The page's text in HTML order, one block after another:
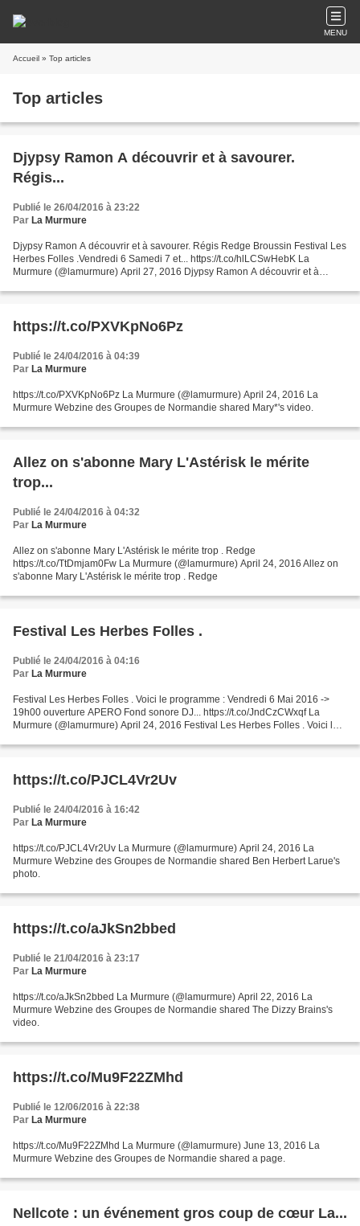
MENU
Accueil » Top articles
Top articles
Djypsy Ramon A découvrir et à savourer.
Régis...
Publié le 26/04/2016 à 23:22
Par La Murmure
Djypsy Ramon A découvrir et à savourer. Régis Redge Broussin Festival Les
Herbes Folles .Vendredi 6 Samedi 7 et... https://t.co/hlLCSwHebK La
Murmure (@lamurmure) April 27, 2016 Djypsy Ramon A découvrir et à
https://t.co/PXVKpNo6Pz
Publié le 24/04/2016 à 04:39
Par La Murmure
https://t.co/PXVKpNo6Pz La Murmure (@lamurmure) April 24, 2016 La
Murmure Webzine des Groupes de Normandie shared Mary*'s video.
Allez on s'abonne Mary L'Astérisk le mérite
trop...
Publié le 24/04/2016 à 04:32
Par La Murmure
Allez on s'abonne Mary L'Astérisk le mérite trop . Redge
https://t.co/TtDmjam0Fw La Murmure (@lamurmure) April 24, 2016 Allez on
s'abonne Mary L'Astérisk le mérite trop . Redge
Festival Les Herbes Folles .
Publié le 24/04/2016 à 04:16
Par La Murmure
Festival Les Herbes Folles . Voici le programme : Vendredi 6 Mai 2016 ->
19h00 ouverture APERO Fond sonore DJ... https://t.co/JndCzCWxqf La
Murmure (@lamurmure) April 24, 2016 Festival Les Herbes Folles . Voici le
https://t.co/PJCL4Vr2Uv
Publié le 24/04/2016 à 16:42
Par La Murmure
https://t.co/PJCL4Vr2Uv La Murmure (@lamurmure) April 24, 2016 La
Murmure Webzine des Groupes de Normandie shared Ben Herbert Larue's
photo.
https://t.co/aJkSn2bbed
Publié le 21/04/2016 à 23:17
Par La Murmure
https://t.co/aJkSn2bbed La Murmure (@lamurmure) April 22, 2016 La
Murmure Webzine des Groupes de Normandie shared The Dizzy Brains's
video.
https://t.co/Mu9F22ZMhd
Publié le 12/06/2016 à 22:38
Par La Murmure
https://t.co/Mu9F22ZMhd La Murmure (@lamurmure) June 13, 2016 La
Murmure Webzine des Groupes de Normandie shared a page.
Nellcote : un événement gros coup de cœur La...